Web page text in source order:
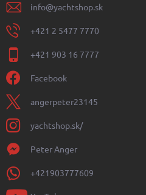
info@yachtshop.sk
+421 2 5477 7770
+421 903 16 7777
Facebook
angerpeter23145
yachtshop.sk/
Peter Anger
+421903777609